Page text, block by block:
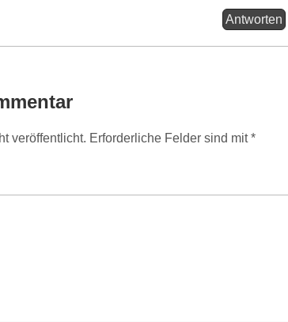
Antworten
veröffentlicht. Erforderliche Felder sind mit*